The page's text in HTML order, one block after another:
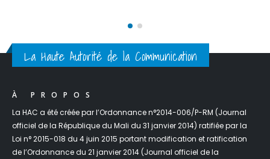
La Haute Autorité de la Communication
À PROPOS
La HAC a été créée par l’Ordonnance n°2014-006/P-RM (Journal
officiel de la République du Mali du 31 janvier 2014) ratifiée par la
Loi n° 2015-018 du 4 juin 2015 portant modification et ratification
de l’Ordonnance du 21 janvier 2014 (Journal officiel de la